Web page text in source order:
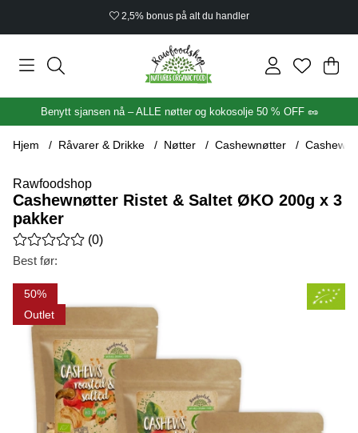
2,5% bonus på alt du handler
.
Benytt sjansen nå – ALLE nøtter og kokosolje 50 % OFF 🥜
Hjem Råvarer & Drikke Nøtter Cashewnøtter
Rawfoodshop
Cashewnøtter Ristet & Saltet ØKO 200g x 3
pakker
Gjennomsnittlig rangering 0 av 5 Antall vurderinger 0
(0)
Best før:
50
Outlet
Produktbilder Cashewnøtter Ristet & Saltet ØKO 200g x 3